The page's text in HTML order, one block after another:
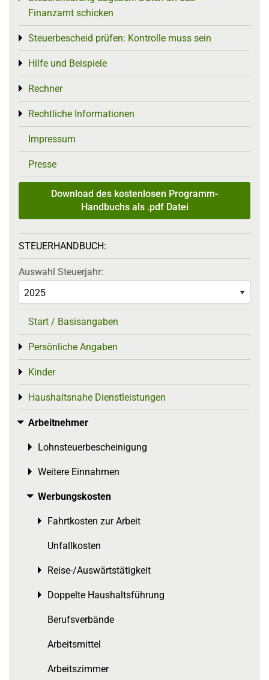
Finanzamt schicken
Steuerbescheid prüfen: Kontrolle muss sein
Toggle menu
Hilfe und Beispiele
Toggle menu
Rechner
Toggle menu
Rechtliche Informationen
Toggle menu
Impressum
Presse
Download des kostenlosen Programm-
Handbuchs als .pdf Datei
STEUERHANDBUCH:
Auswahl Steuerjahr:
Start / Basisangaben
Persönliche Angaben
Toggle menu
Kinder
Toggle menu
Haushaltsnahe Dienstleistungen
Toggle menu
Arbeitnehmer
Toggle menu
Lohnsteuerbescheinigung
Toggle menu
Weitere Einnahmen
Toggle menu
Werbungskosten
Toggle menu
Fahrtkosten zur Arbeit
Toggle menu
Unfallkosten
Reise-/Auswärtstätigkeit
Toggle menu
Doppelte Haushaltsführung
Toggle menu
Berufsverbände
Arbeitsmittel
Arbeitszimmer